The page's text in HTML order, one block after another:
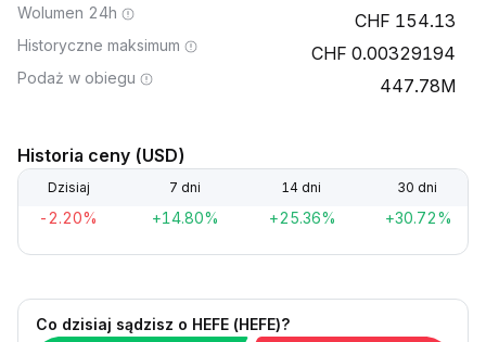
Wolumen 24h 154.13
Historyczne maksimum 0.00329194
Podaż w obiegu 447.78M
Historia ceny (USD)
Dzisiaj 7 dni 14 dni 30 dni
-2.20% +14.80% +25.36% +30.72%
Co dzisiaj sądzisz o HEFE (HEFE)?